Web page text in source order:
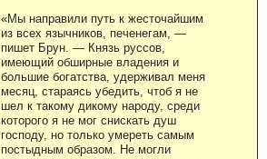
«Мы направили путь к жесточайшим
из всех язычников, печенегам, —
пишет Брун. — Князь руссов,
имеющий обширные владения и
большие богатства, удерживал меня
месяц, стараясь убедить, чтоб я не
шел к такому дикому народу, среди
которого я не мог снискать душ
господу, но только умереть самым
постыдным образом. Не могли